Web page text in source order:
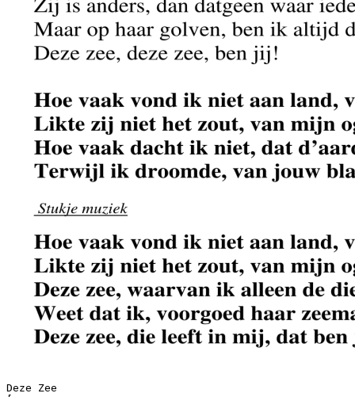
Deze Zee